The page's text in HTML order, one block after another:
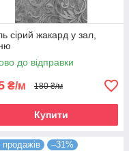
сірий жакард у зал,
до відправки
₴/м 180 ₴/м
Купити
продажів –31%